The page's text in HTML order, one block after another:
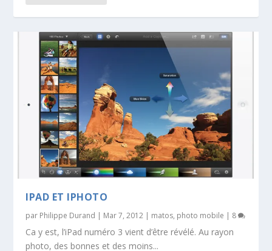
IPAD ET IPHOTO
par Philippe Durand | Mar 7, 2012 | matos, photo mobile | 8
Ca y est, l’iPad numéro 3 vient d’être révélé. Au rayon
photo, des bonnes et des moins...